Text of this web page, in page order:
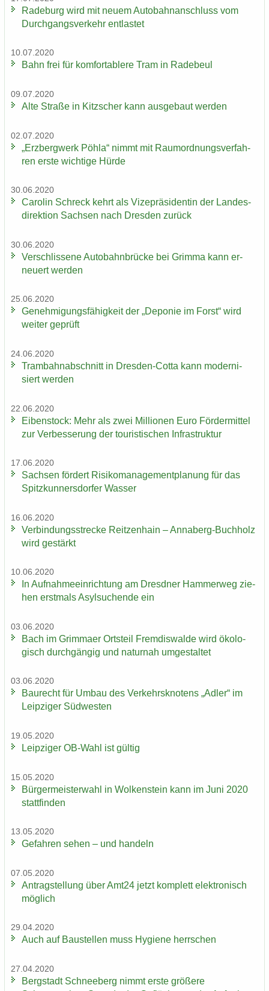
Ra­de­burg wird mit neuem Au­to­bahn­an­schluss vom
Durch­gangs­ver­kehr ent­las­tet
10.07.2020
Bahn frei für kom­for­ta­ble­re Tram in Ra­de­beul
09.07.2020
Alte Stra­ße in Kitz­scher kann aus­ge­baut wer­den
02.07.2020
„Erz­berg­werk Pöhla“ nimmt mit Raum­ord­nungs­ver­fah­
ren erste wich­ti­ge Hürde
30.06.2020
Ca­ro­lin Schreck kehrt als Vi­ze­prä­si­den­tin der Lan­des­
di­rek­ti­on Sach­sen nach Dres­den zu­rück
30.06.2020
Ver­schlis­se­ne Au­to­bahn­brü­cke bei Grim­ma kann er­
neu­ert wer­den
25.06.2020
Ge­neh­mi­gungs­fä­hig­keit der „De­po­nie im Forst“ wird
wei­ter ge­prüft
24.06.2020
Tram­bahn­ab­schnitt in Dresden-​Cotta kann mo­der­ni­
siert wer­den
22.06.2020
Ei­ben­stock: Mehr als zwei Mil­lio­nen Euro För­der­mit­tel
zur Ver­bes­se­rung der tou­ris­ti­schen In­fra­struk­tur
17.06.2020
Sach­sen för­dert Ri­si­ko­ma­nage­ment­pla­nung für das
Spitz­kun­ners­dor­fer Was­ser
16.06.2020
Ver­bin­dungs­stre­cke Reit­zen­hain – Annaberg-​Buchholz
wird ge­stärkt
10.06.2020
In Auf­nah­me­ein­rich­tung am Dresd­ner Ham­mer­weg zie­
hen erst­mals Asyl­su­chen­de ein
03.06.2020
Bach im Grim­ma­er Orts­teil Frem­dis­wal­de wird öko­lo­
gisch durch­gän­gig und na­tur­nah um­ge­stal­tet
03.06.2020
Bau­recht für Umbau des Ver­kehrs­kno­tens „Adler“ im
Leip­zi­ger Süd­wes­ten
19.05.2020
Leip­zi­ger OB-​Wahl ist gül­tig
15.05.2020
Bür­ger­meis­ter­wahl in Wol­ken­stein kann im Juni 2020
statt­fin­den
13.05.2020
Ge­fah­ren sehen – und han­deln
07.05.2020
An­trag­stel­lung über Amt24 jetzt kom­plett elek­tro­nisch
mög­lich
29.04.2020
Auch auf Bau­stel­len muss Hy­gie­ne herr­schen
27.04.2020
Berg­stadt Schnee­berg nimmt erste grö­ße­re